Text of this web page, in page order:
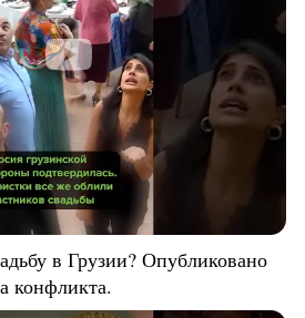
в Грузии? Опубликовано
конфликта.